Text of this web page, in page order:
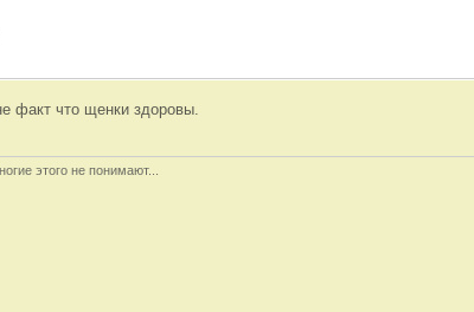
факт что щенки здоровы.
этого не понимают...